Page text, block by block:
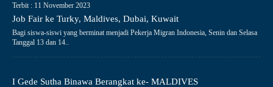
Terbit : 11 November 2023
Job Fair ke Turky, Maldives, Dubai, Kuwait
Bagi siswa-siswi yang berminat menjadi Pekerja Migran Indonesia, Senin dan Selasa
Tanggal 13 dan 14..
I Gede Sutha Binawa Berangkat ke- MALDIVES